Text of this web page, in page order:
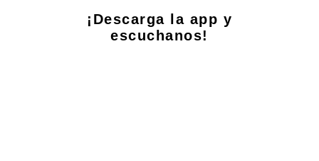
¡Descarga la app y
escuchanos!